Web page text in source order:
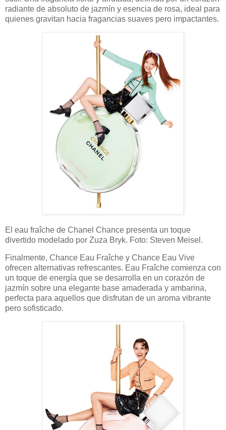
radiante de absoluto de jazmín y esencia de rosa, ideal para
quienes gravitan hacia fragancias suaves pero impactantes.
El eau fraîche de Chanel Chance presenta un toque
divertido modelado por Zuza Bryk. Foto: Steven Meisel.
Finalmente, Chance Eau Fraîche y Chance Eau Vive
ofrecen alternativas refrescantes. Eau Fraîche comienza con
un toque de energía que se desarrolla en un corazón de
jazmín sobre una elegante base amaderada y ambarina,
perfecta para aquellos que disfrutan de un aroma vibrante
pero sofisticado.